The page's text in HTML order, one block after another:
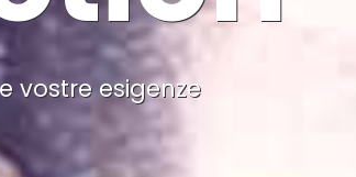
vostre esigenze